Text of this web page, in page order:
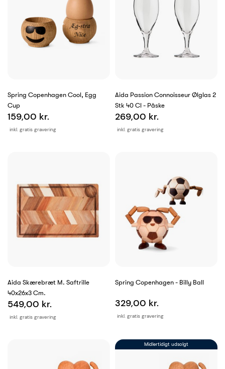
Spring Copenhagen Cool, Egg
Cup
inkl. gratis gravering
159,00 kr.
Aida Passion Connoisseur Ølglas 2
Stk 40 Cl - Påske
inkl. gratis gravering
269,00 kr.
Aida Skærebræt M. Saftrille
40x26x3 Cm.
inkl. gratis gravering
549,00 kr.
Spring Copenhagen - Billy Ball
inkl. gratis gravering
329,00 kr.
Midlertidigt udsolgt